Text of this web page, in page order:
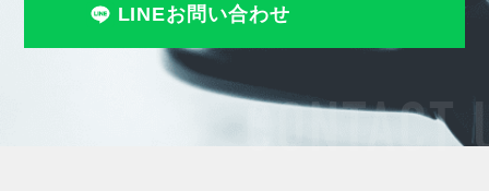
CONTACT
LINEお問い合わせ